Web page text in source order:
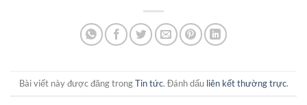
Bài viết này được đăng trongTin tức. Đánh dấu liên kết thường trực.